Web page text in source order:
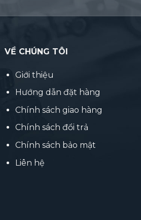
VỀ CHÚNG TÔI
Giới thiệu
Hướng dẫn đặt hàng
Chính sách giao hàng
Chính sách đổi trả
Chính sách bảo mật
Liên hệ